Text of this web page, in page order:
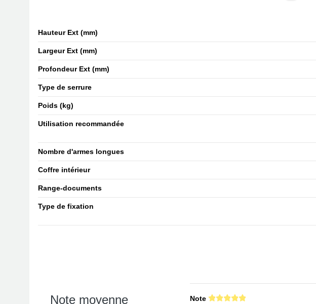
Hauteur Ext (mm)
Largeur Ext (mm)
Profondeur Ext (mm)
Type de serrure
Poids (kg)
Utilisation recommandée
Nombre d'armes longues
Coffre intérieur
Range-documents
Type de fixation
Note moyenne
Note